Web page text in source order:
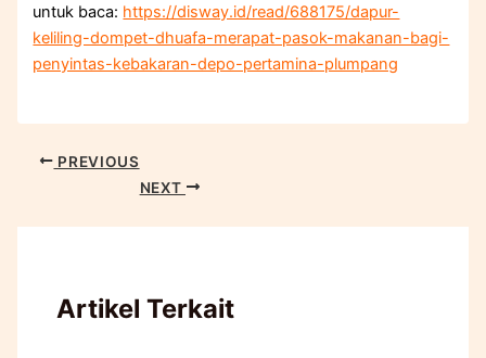
untuk baca: https://disway.id/read/688175/dapur-
keliling-dompet-dhuafa-merapat-pasok-makanan-bagi-
penyintas-kebakaran-depo-pertamina-plumpang
PREVIOUS
NEXT
Artikel Terkait